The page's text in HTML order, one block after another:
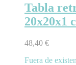
Tabla
20x20x1
48,40 €
Fuera de